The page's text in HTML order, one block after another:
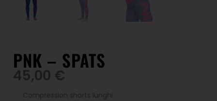
PNK – SPATS
45,00 €
Compression shorts lunghi